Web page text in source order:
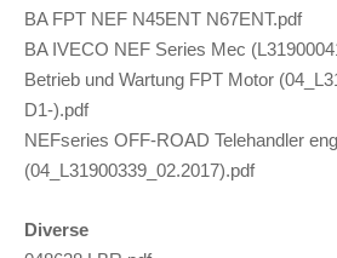
BA FPT NEF N45ENT N67ENT.pdf
BA IVECO NEF Series Mec
Betrieb und Wartung FPT Motor
D1-).pdf
NEFseries OFF-ROAD Telehandler
(04_L31900339_02.2017).pdf
Diverse